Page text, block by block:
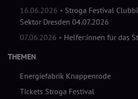
16.06.2026 • Stroga Festival
Sektor Dresden 04.07.2026
07.06.2026 • Helfer:innen für das
THEMEN
Energiefabrik Knappenrode
Tickets Stroga Festival